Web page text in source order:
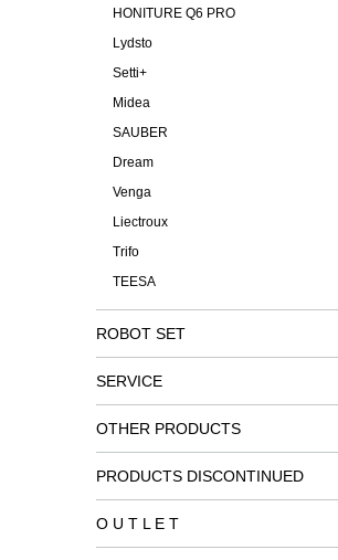
HONITURE Q6 PRO
Lydsto
Setti+
Midea
SAUBER
Dream
Venga
Liectroux
Trifo
TEESA
ROBOT SET
SERVICE
OTHER PRODUCTS
PRODUCTS DISCONTINUED
O U T L E T